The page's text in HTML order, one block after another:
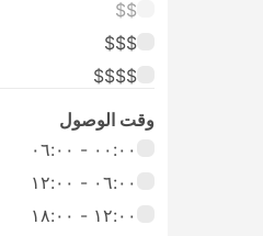
$$
$$$
$$$$
وقت الوصول
٠٠:٠٠ ‏- ٠٦:٠٠
٠٦:٠٠ ‏- ١٢:٠٠
١٢:٠٠ ‏- ١٨:٠٠